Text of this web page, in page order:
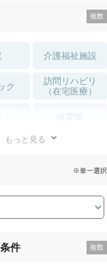
介護福祉施設
ク
訪問リハビリ
（在宅医療）
もっと見る
※単一選択
件